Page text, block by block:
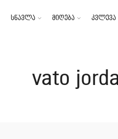
სწავლა მიღება კვლევა
vato